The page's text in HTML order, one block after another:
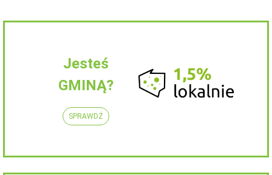
Jesteś
GMINĄ?
SPRAWDŹ